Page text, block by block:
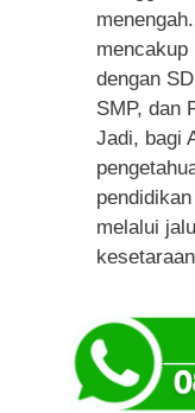
mencakup
dengan
SMP, dan
Jadi, bagi
melalui